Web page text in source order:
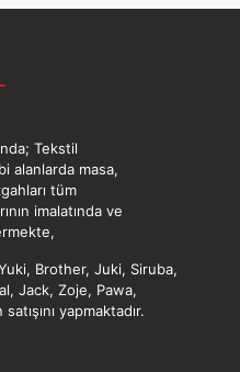
Tekstil
alanlarda masa,
tüm
imalatında ve
Brother, Juki, Siruba,
Jack, Zoje, Pawa,
yapmaktadır.